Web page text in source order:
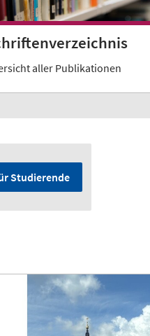
aller Publikationen
Studierende